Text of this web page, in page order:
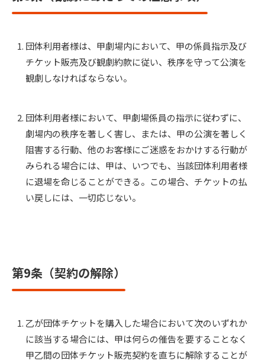
団体利用者様は、甲劇場内において、甲の係員指示及び
チケット販売及び観劇約款に従い、秩序を守って公演を
観劇しなければならない。
団体利用者様において、甲劇場係員の指示に従わずに、
劇場内の秩序を著しく害し、または、甲の公演を著しく
阻害する行動、他のお客様にご迷惑をおかけする行動が
みられる場合には、甲は、いつでも、当該団体利用者様
に退場を命じることができる。この場合、チケットの払
い戻しには、一切応じない。
第9条（契約の解除）
乙が団体チケットを購入した場合において次のいずれか
に該当する場合には、甲は何らの催告を要することなく
甲乙間の団体チケット販売契約を直ちに解除することが